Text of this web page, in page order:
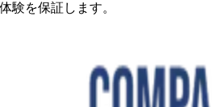
験を保証します。